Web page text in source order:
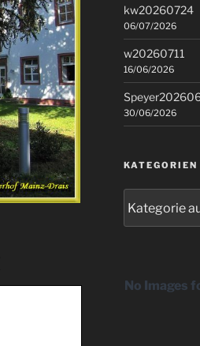
kw20260724
06/07/2026
w20260711
16/06/2026
30/06/2026
KATEGORIEN
No Images